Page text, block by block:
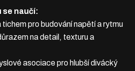
se naučí:
pro budování napětí a rytmu
na detail, texturu a
asociace pro hlubší divácký